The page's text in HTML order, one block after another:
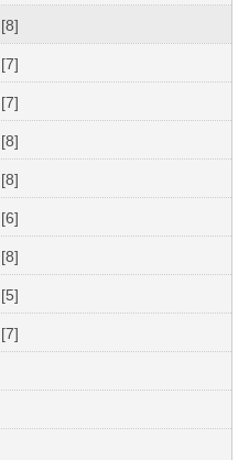
[8]
[7]
[7]
[8]
[8]
[6]
[8]
[5]
[7]